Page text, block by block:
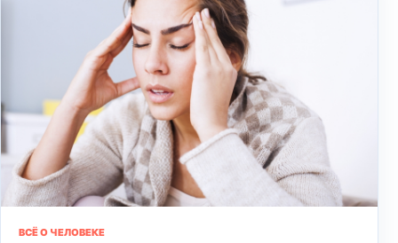
ВСЁ О ЧЕЛОВЕКЕ